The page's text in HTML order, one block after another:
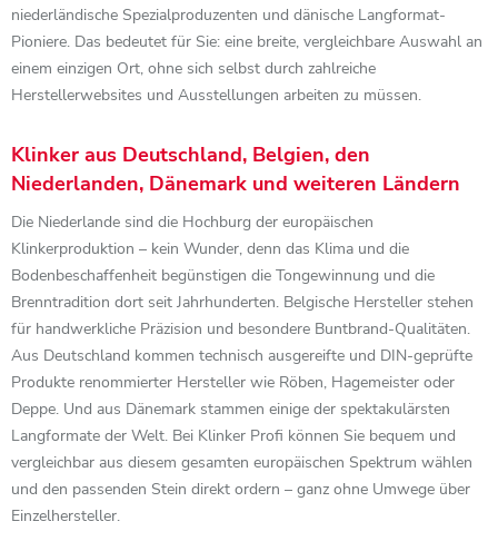
niederländische Spezialproduzenten und dänische Langformat-
Pioniere. Das bedeutet für Sie: eine breite, vergleichbare Auswahl an
einem einzigen Ort, ohne sich selbst durch zahlreiche
Herstellerwebsites und Ausstellungen arbeiten zu müssen.
Klinker aus Deutschland, Belgien, den
Niederlanden, Dänemark und weiteren Ländern
Die Niederlande sind die Hochburg der europäischen
Klinkerproduktion – kein Wunder, denn das Klima und die
Bodenbeschaffenheit begünstigen die Tongewinnung und die
Brenntradition dort seit Jahrhunderten. Belgische Hersteller stehen
für handwerkliche Präzision und besondere Buntbrand-Qualitäten.
Aus Deutschland kommen technisch ausgereifte und DIN-geprüfte
Produkte renommierter Hersteller wie Röben, Hagemeister oder
Deppe. Und aus Dänemark stammen einige der spektakulärsten
Langformate der Welt. Bei Klinker Profi können Sie bequem und
vergleichbar aus diesem gesamten europäischen Spektrum wählen
und den passenden Stein direkt ordern – ganz ohne Umwege über
Einzelhersteller.